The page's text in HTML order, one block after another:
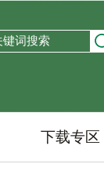
下载专区